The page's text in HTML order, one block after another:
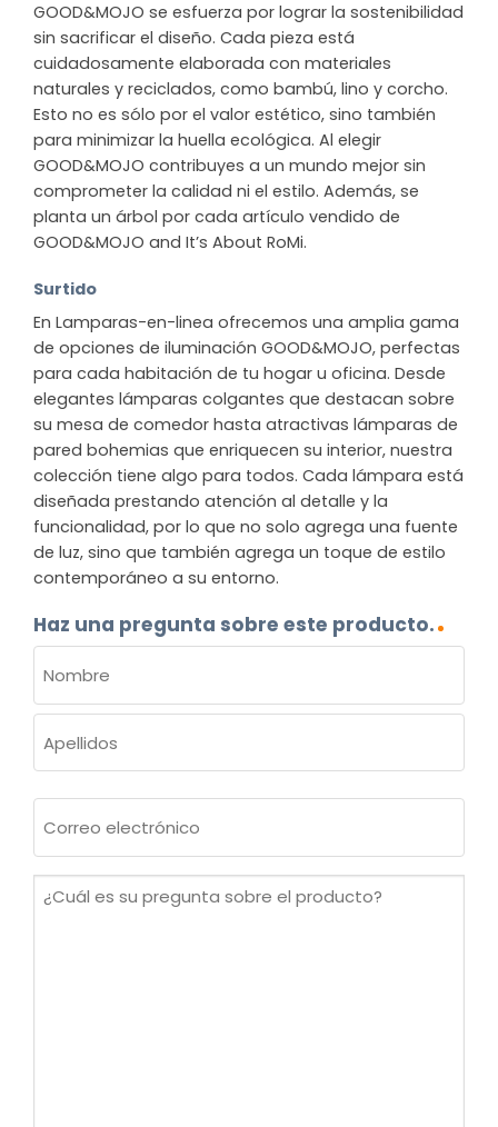
GOOD&MOJO se esfuerza por lograr la sostenibilidad
sin sacrificar el diseño. Cada pieza está
cuidadosamente elaborada con materiales
naturales y reciclados, como bambú, lino y corcho.
Esto no es sólo por el valor estético, sino también
para minimizar la huella ecológica. Al elegir
GOOD&MOJO contribuyes a un mundo mejor sin
comprometer la calidad ni el estilo. Además, se
planta un árbol por cada artículo vendido de
GOOD&MOJO and It’s About RoMi.
Surtido
En Lamparas-en-linea ofrecemos una amplia gama
de opciones de iluminación GOOD&MOJO, perfectas
para cada habitación de tu hogar u oficina. Desde
elegantes lámparas colgantes que destacan sobre
su mesa de comedor hasta atractivas lámparas de
pared bohemias que enriquecen su interior, nuestra
colección tiene algo para todos. Cada lámpara está
diseñada prestando atención al detalle y la
funcionalidad, por lo que no solo agrega una fuente
de luz, sino que también agrega un toque de estilo
contemporáneo a su entorno.
Haz una pregunta sobre este producto.
(OBLIGATORIO)
Nombre
electrónico
¿Cuál